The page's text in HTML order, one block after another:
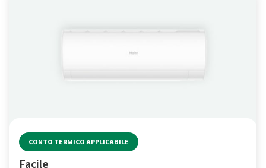
CONTO TERMICO APPLICABILE
Facile